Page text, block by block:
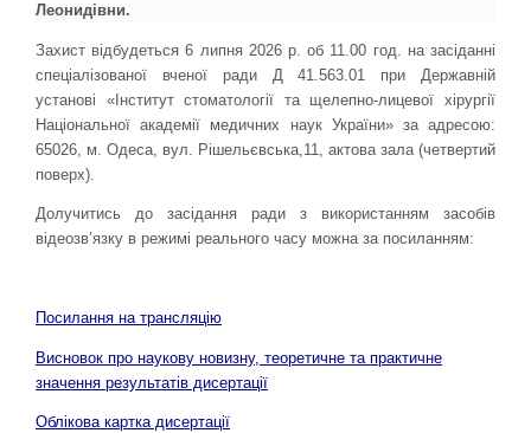
Леонидівни.
Захист відбудеться 6 липня 2026 р. об 11.00 год. на засiданнi
спецiалiзованої вченої ради Д 41.563.01 при Державній
установі «Інститут стоматології та щелепно-лицевої хірургії
Національної академії медичних наук України» за адресою:
65026, м. Одеса, вул. Рішельєвська,11, актова зала (четвертий
поверх).
Долучитись до засідання ради з використанням засобів
відеозв’язку в режимі реального часу можна за посиланням:
Посилання на трансляцію
Висновок про наукову новизну, теоретичне та практичне
значення результатів дисертації
Облікова картка дисертації